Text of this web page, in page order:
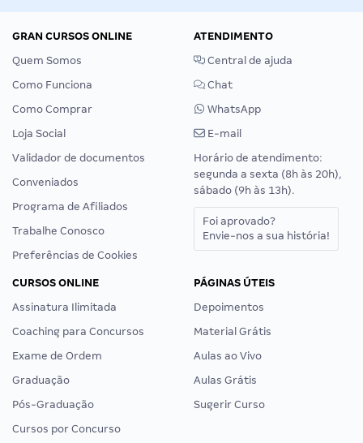
GRAN CURSOS ONLINE
Quem Somos
Como Funciona
Como Comprar
Loja Social
Validador de documentos
Conveniados
Programa de Afiliados
Trabalhe Conosco
Preferências de Cookies
ATENDIMENTO
Central de ajuda
Chat
WhatsApp
E-mail
Horário de atendimento:
segunda a sexta (8h às 20h),
sábado (9h às 13h).
Foi aprovado?
Envie-nos a sua história!
CURSOS ONLINE
Assinatura Ilimitada
Coaching para Concursos
Exame de Ordem
Graduação
Pós-Graduação
Cursos por Concurso
PÁGINAS ÚTEIS
Depoimentos
Material Grátis
Aulas ao Vivo
Aulas Grátis
Sugerir Curso